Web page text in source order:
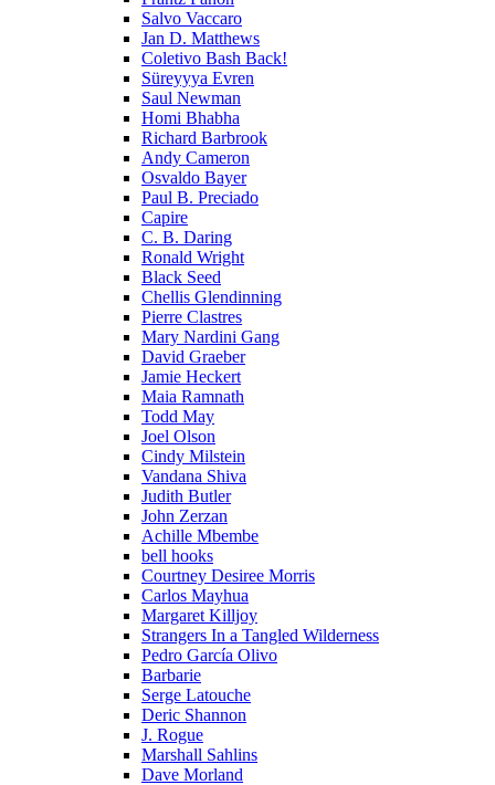
Salvo Vaccaro
Jan D. Matthews
Coletivo Bash Back!
Süreyyya Evren
Saul Newman
Homi Bhabha
Richard Barbrook
Andy Cameron
Osvaldo Bayer
Paul B. Preciado
Capire
C. B. Daring
Ronald Wright
Black Seed
Chellis Glendinning
Pierre Clastres
Mary Nardini Gang
David Graeber
Jamie Heckert
Maia Ramnath
Todd May
Joel Olson
Cindy Milstein
Vandana Shiva
Judith Butler
John Zerzan
Achille Mbembe
bell hooks
Courtney Desiree Morris
Carlos Mayhua
Margaret Killjoy
Strangers In a Tangled Wilderness
Pedro García Olivo
Barbarie
Serge Latouche
Deric Shannon
J. Rogue
Marshall Sahlins
Dave Morland